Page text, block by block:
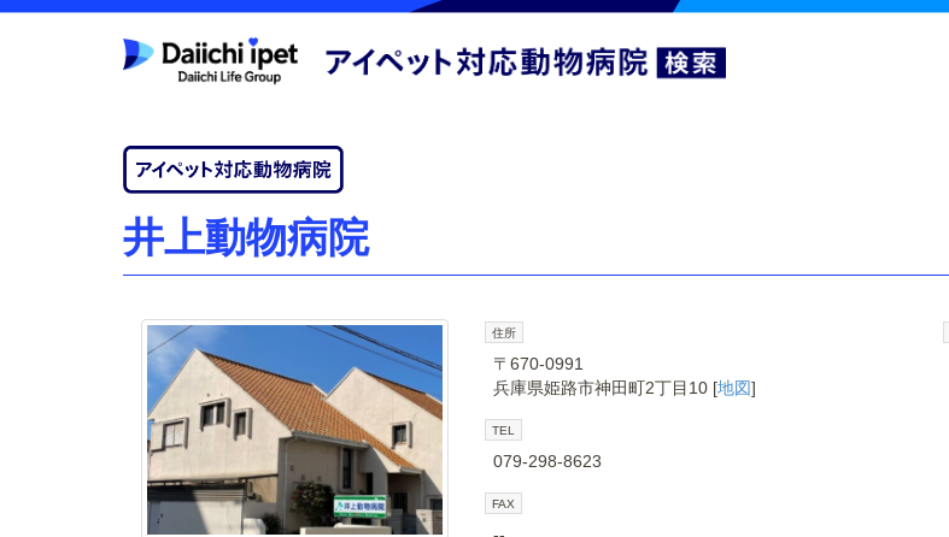
井上動物病院
住所
〒670-0991
兵庫県姫路市神田町2丁目10 [地図]
TEL
079-298-8623
FAX